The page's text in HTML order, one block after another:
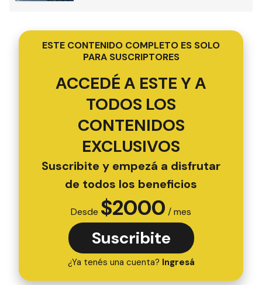
ESTE CONTENIDO COMPLETO ES SOLO
PARA SUSCRIPTORES
ACCEDÉ A ESTE Y A
TODOS LOS
CONTENIDOS
EXCLUSIVOS
Suscribite y empezá a disfrutar
de todos los beneficios
Desde $2000 / mes
Suscribite
¿Ya tenés una cuenta? Ingresá